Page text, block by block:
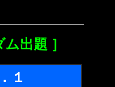
ム出題 ］
１